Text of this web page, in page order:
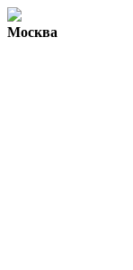
Москва